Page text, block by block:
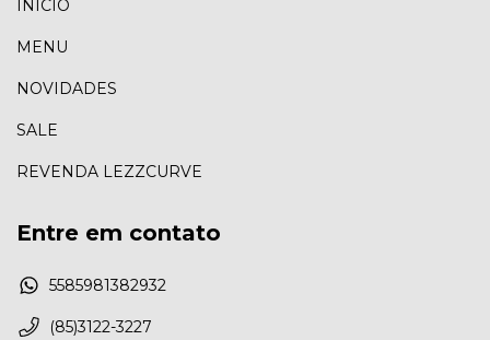
INÍCIO
MENU
NOVIDADES
SALE
REVENDA LEZZCURVE
Entre em contato
5585981382932
(85)3122-3227